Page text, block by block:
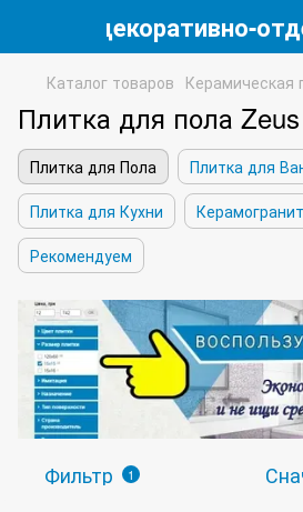
декоративно-
Каталог товаров Керамическая
Плитка для пола Zeus
Плитка для Пола
Плитка для
Плитка для Кухни
Керамогранит
Рекомендуем
Фильтр 1